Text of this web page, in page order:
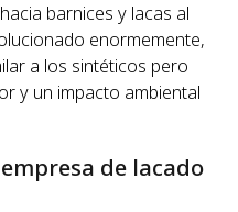
barnices y lacas al
enormemente,
a los sintéticos pero
y un impacto ambiental
de lacado